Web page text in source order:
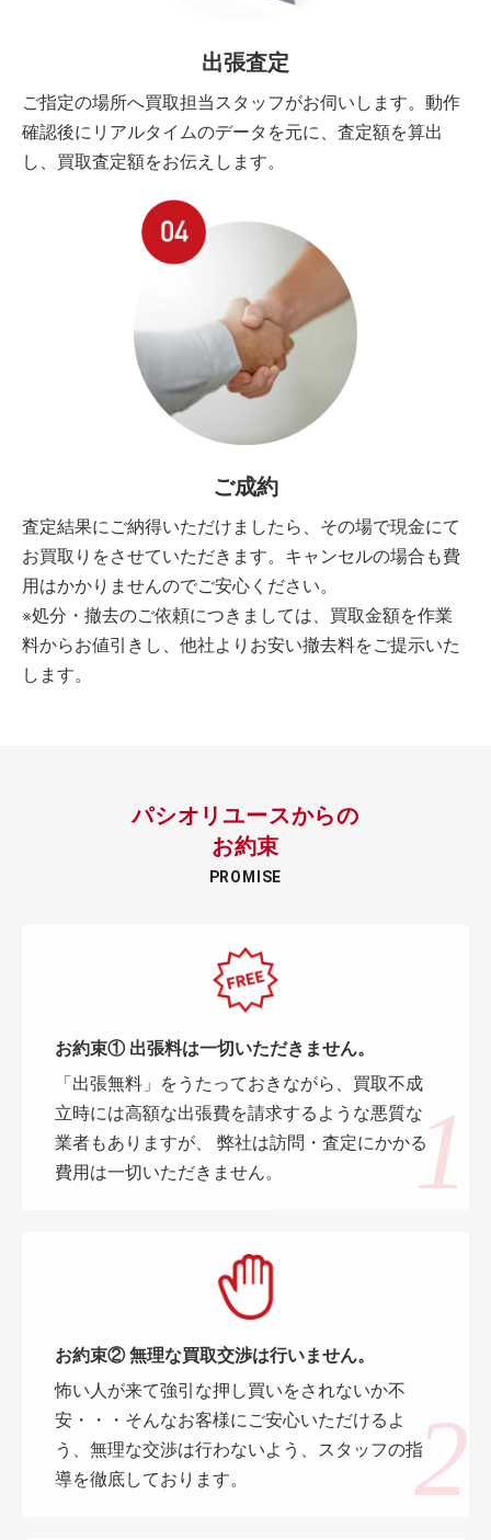
出張査定
ご指定の場所へ買取担当スタッフがお伺いします。動作
確認後にリアルタイムのデータを元に、査定額を算出
し、買取査定額をお伝えします。
ご成約
査定結果にご納得いただけましたら、その場で現金にて
お買取りをさせていただきます。キャンセルの場合も費
用はかかりませんのでご安心ください。
※処分・撤去のご依頼につきましては、買取金額を作業
料からお値引きし、他社よりお安い撤去料をご提示いた
します。
パシオリユースからの
お約束
PROMISE
お約束① 出張料は一切いただきません。
「出張無料」をうたっておきながら、買取不成
立時には高額な出張費を請求するような悪質な
業者もありますが、 弊社は訪問・査定にかかる
費用は一切いただきません。
お約束② 無理な買取交渉は行いません。
怖い人が来て強引な押し買いをされないか不
安・・・そんなお客様にご安心いただけるよ
う、無理な交渉は行わないよう、スタッフの指
導を徹底しております。